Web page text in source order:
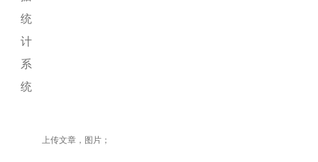
统
计
系
统
上传文章，图片；